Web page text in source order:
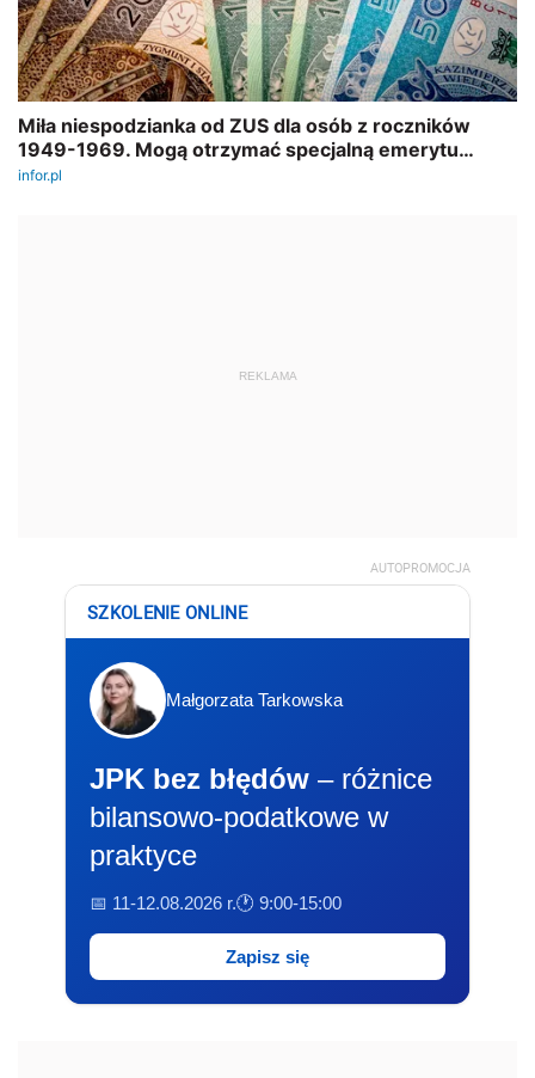
REKLAMA
AUTOPROMOCJA
SZKOLENIE ONLINE
Małgorzata Tarkowska
JPK bez błędów – różnice
bilansowo-podatkowe w
praktyce
📅 11-12.08.2026 r.🕐 9:00-15:00
Zapisz się